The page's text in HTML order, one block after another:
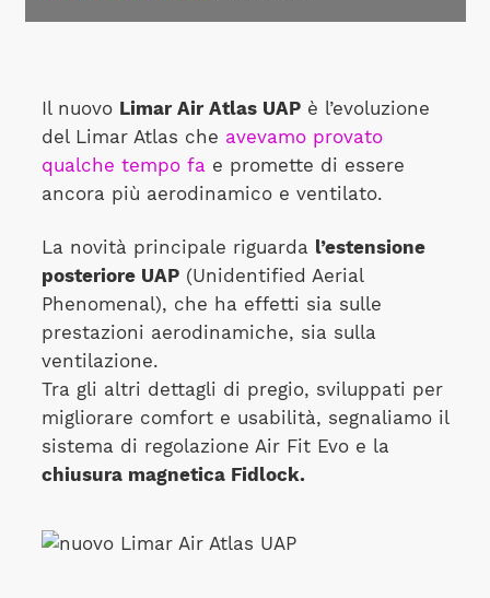
Il nuovo Limar Air Atlas UAPè l’evoluzione
del Limar Atlas che avevamo provato
qualche tempo fae promette di essere
ancora più aerodinamico e ventilato.
La novità principale riguarda l’estensione
posteriore UAP(Unidentified Aerial
Phenomenal), che ha effetti sia sulle
prestazioni aerodinamiche, sia sulla
ventilazione.
Tra gli altri dettagli di pregio, sviluppati per
migliorare comfort e usabilità, segnaliamo il
sistema di regolazione Air Fit Evo e la
chiusura magnetica Fidlock.